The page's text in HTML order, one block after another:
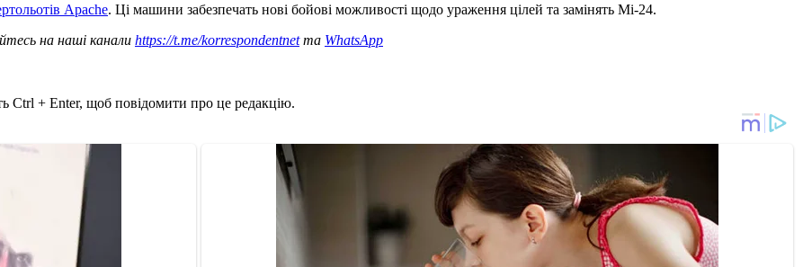
Apache. Ці машини забезпечать нові бойові можливості щодо ураження цілей та замінять Мі-24.
на наші канали https://t.me/korrespondentnetта WhatsApp
Ctrl + Enter, щоб повідомити про це редакцію.